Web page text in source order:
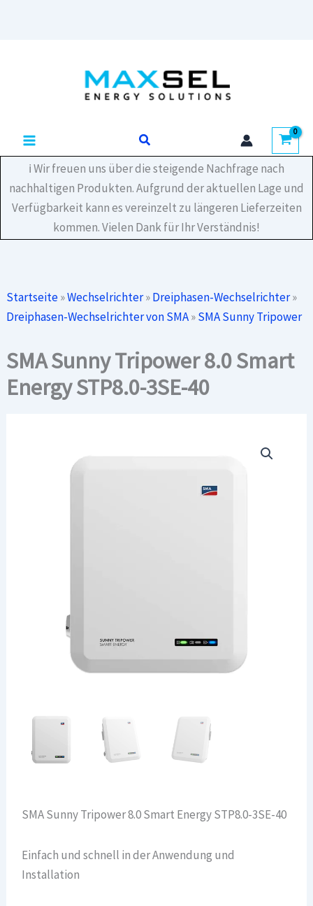
Suchen
ℹ️ Wir freuen uns über die steigende Nachfrage nach
nachhaltigen Produkten. Aufgrund der aktuellen Lage und
Verfügbarkeit kann es vereinzelt zu längeren Lieferzeiten
kommen. Vielen Dank für Ihr Verständnis!
Startseite»Wechselrichter»Dreiphasen-Wechselrichter»
Dreiphasen-Wechselrichter von SMA»SMA Sunny Tripower
SMA Sunny Tripower 8.0 Smart
Energy STP8.0-3SE-40
SMA Sunny Tripower 8.0 Smart Energy STP8.0-3SE-40
Einfach und schnell in der Anwendung und
Installation